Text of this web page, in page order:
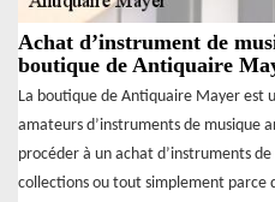
Achat d’instrument de
boutique de Antiquaire
La boutique de Antiquaire Mayer est
amateurs d’instruments de musique
procéder à un achat d’instruments
collections ou tout simplement parce